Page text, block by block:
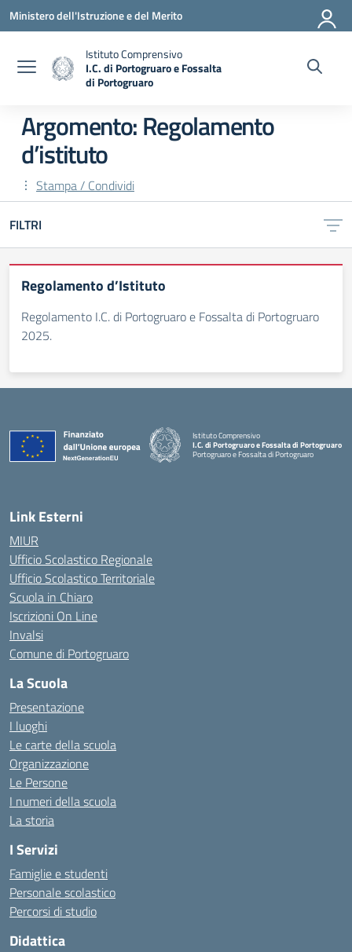
Vai ai contenuti
Vai al menu di navigazione
Vai al footer
Ministero dell'Istruzione e del Merito
Istituto Comprensivo
I.C. di Portogruaro e Fossalta
di Portogruaro
Argomento: Regolamento
d’istituto
Stampa / Condividi
FILTRI
Regolamento d’Istituto
Regolamento I.C. di Portogruaro e Fossalta di Portogruaro
2025.
Istituto Comprensivo
I.C. di Portogruaro e Fossalta di Portogruaro
Portogruaro e Fossalta di Portogruaro
— Visita la pagina iniziale della scuola
Link Esterni
MIUR
Ufficio Scolastico Regionale
Ufficio Scolastico Territoriale
Scuola in Chiaro
Iscrizioni On Line
Invalsi
Comune di Portogruaro
La Scuola
Presentazione
I luoghi
Le carte della scuola
Organizzazione
Le Persone
I numeri della scuola
La storia
I Servizi
Famiglie e studenti
Personale scolastico
Percorsi di studio
Didattica